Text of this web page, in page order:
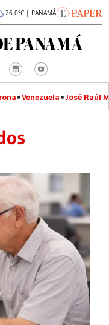
26.0°C | PANAMÁ
Venezuela José Raúl